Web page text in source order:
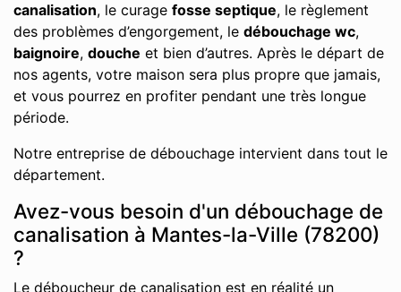
canalisation, le curage fosse septique, le règlement
des problèmes d’engorgement, le débouchage wc,
baignoire, douche et bien d’autres. Après le départ de
nos agents, votre maison sera plus propre que jamais,
et vous pourrez en profiter pendant une très longue
période.
Notre entreprise de débouchage intervient dans tout le
département.
Avez-vous besoin d'un débouchage de
canalisation à Mantes-la-Ville (78200)
?
Le déboucheur de canalisation est en réalité un